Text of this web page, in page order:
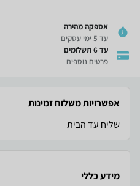
אספקה מהירה
עד 5 ימי עסקים
עד 6 תשלומים
פרטים נוספים
אפשרויות משלוח זמינות
שליח עד הבית
מידע כללי